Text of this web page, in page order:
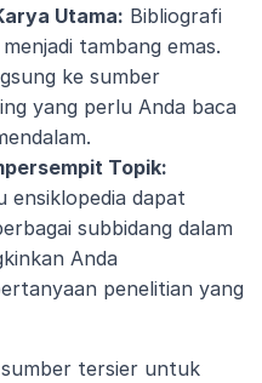
Utama: Bibliografi
tambang emas.
ke sumber
yang perlu Anda baca
Topik:
ensiklopedia dapat
subbidang dalam
Anda
penelitian yang
tersier untuk